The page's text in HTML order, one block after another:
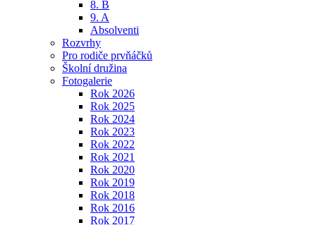
8. B
9. A
Absolventi
Rozvrhy
Pro rodiče prvňáčků
Školní družina
Fotogalerie
Rok 2026
Rok 2025
Rok 2024
Rok 2023
Rok 2022
Rok 2021
Rok 2020
Rok 2019
Rok 2018
Rok 2016
Rok 2017